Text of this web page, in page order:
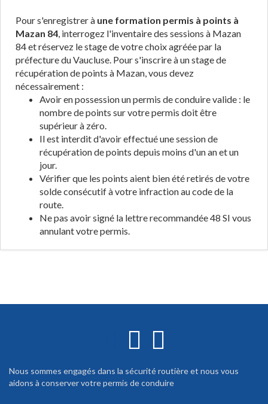
Pour s'enregistrer à une formation permis à points à
Mazan 84, interrogez l'inventaire des sessions à Mazan
84 et réservez le stage de votre choix agréée par la
préfecture du Vaucluse. Pour s'inscrire à un stage de
récupération de points à Mazan, vous devez
nécessairement :
Avoir en possession un permis de conduire valide : le
nombre de points sur votre permis doit être
supérieur à zéro.
Il est interdit d'avoir effectué une session de
récupération de points depuis moins d'un an et un
jour.
Vérifier que les points aient bien été retirés de votre
solde consécutif à votre infraction au code de la
route.
Ne pas avoir signé la lettre recommandée 48 SI vous
annulant votre permis.
Nous sommes engagés dans la sécurité routière et nous vous
aidons à conserver votre permis de conduire